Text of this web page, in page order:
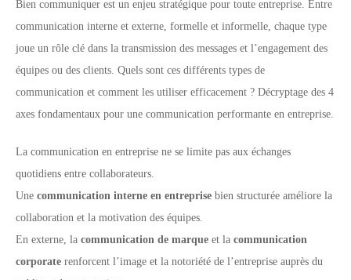
Bien communiquer est un enjeu stratégique pour toute entreprise. Entre
communication interne et externe, formelle et informelle, chaque type
joue un rôle clé dans la transmission des messages et l’engagement des
équipes ou des clients. Quels sont ces différents types de
communication et comment les utiliser efficacement ? Décryptage des 4
axes fondamentaux pour une communication performante en entreprise.
La communication en entreprise ne se limite pas aux échanges
quotidiens entre collaborateurs.
Une communication interne en entreprise bien structurée améliore la
collaboration et la motivation des équipes.
En externe, la communication de marque et la communication
corporate renforcent l’image et la notoriété de l’entreprise auprès du